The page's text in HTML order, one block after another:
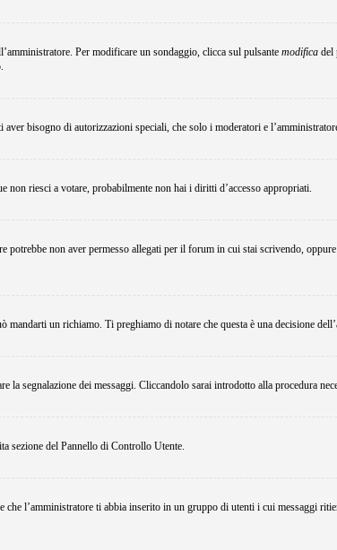
Per modificare un sondaggio, clicca sul pulsante modifica del
bisogno di autorizzazioni speciali, che solo i moderatori e
riesci a votare, probabilmente non hai i diritti d’accesso appropriati.
non aver permesso allegati per il forum in cui stai scrivendo,
un richiamo. Ti preghiamo di notare che questa è una decisione
segnalazione dei messaggi. Cliccandolo sarai introdotto alla procedura
sezione del Pannello di Controllo Utente.
l’amministratore ti abbia inserito in un gruppo di utenti i cui messaggi